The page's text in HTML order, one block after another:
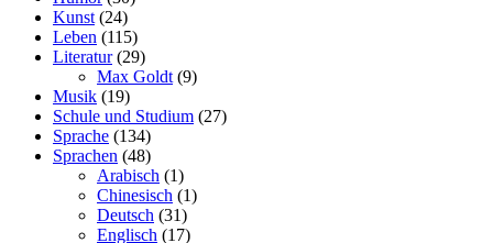
Kunst (24)
Leben (115)
Literatur(29)
Max Goldt (9)
Musik (19)
Schule und Studium (27)
Sprache (134)
Sprachen (48)
Arabisch (1)
Chinesisch (1)
Deutsch (31)
Englisch (17)